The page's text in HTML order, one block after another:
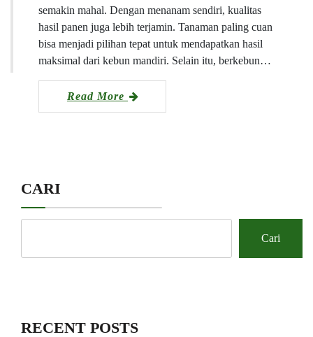
semakin mahal. Dengan menanam sendiri, kualitas
hasil panen juga lebih terjamin. Tanaman paling cuan
bisa menjadi pilihan tepat untuk mendapatkan hasil
maksimal dari kebun mandiri. Selain itu, berkebun…
Read More
CARI
Cari
RECENT POSTS